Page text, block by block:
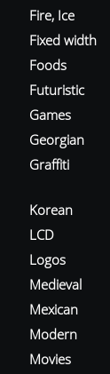
Fire, Ice
Fixed width
Foods
Futuristic
Games
Georgian
Graffiti
Korean
LCD
Logos
Medieval
Mexican
Modern
Movies